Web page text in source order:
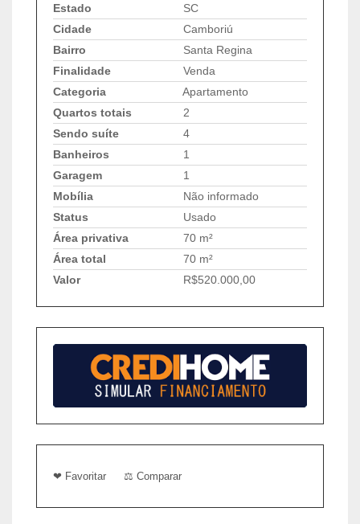
Estado
SC
Cidade
Camboriú
Bairro
Santa Regina
Finalidade
Venda
Categoria
Apartamento
Quartos totais
2
Sendo suíte
4
Banheiros
1
Garagem
1
Mobília
Não informado
Status
Usado
Área privativa
70 m²
Área total
70 m²
Valor
R$520.000,00
❤ Favoritar ⚖ Comparar